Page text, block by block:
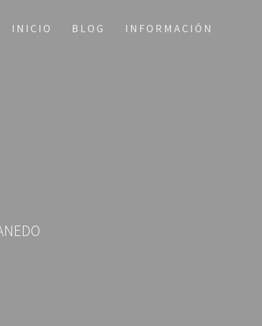
INICIO BLOG INFORMACIÓN